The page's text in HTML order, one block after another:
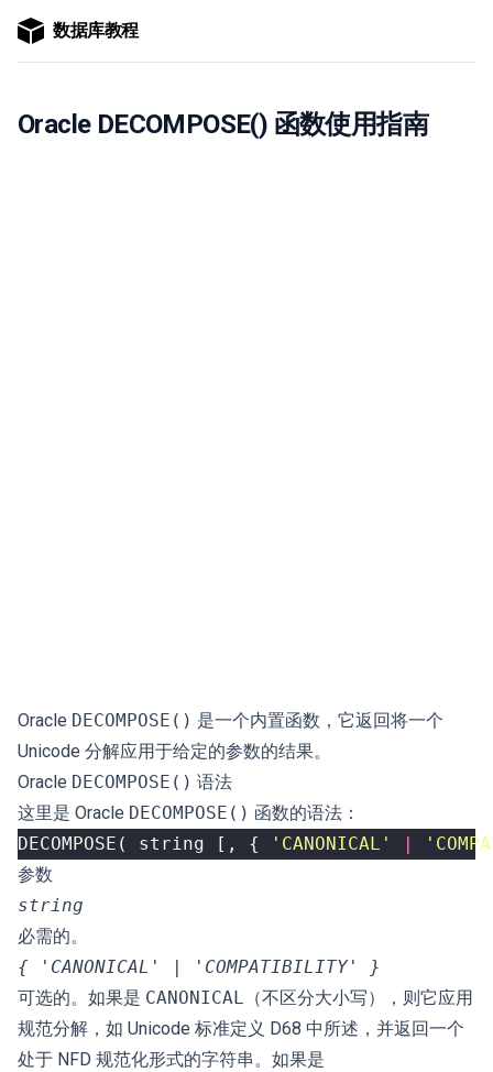
数据库教程
Oracle DECOMPOSE() 函数使用指南
Oracle DECOMPOSE() 是一个内置函数，它返回将一个
Unicode 分解应用于给定的参数的结果。
Oracle DECOMPOSE() 语法
这里是 Oracle DECOMPOSE() 函数的语法：
DECOMPOSE ( string [, { 'CANONICAL' |
参数
string
必需的。
{ 'CANONICAL' | 'COMPATIBILITY' }
可选的。如果是 CANONICAL （不区分大小写），则它应用
规范分解，如 Unicode 标准定义 D68 中所述，并返回一个
处于 NFD 规范化形式的字符串。如果是